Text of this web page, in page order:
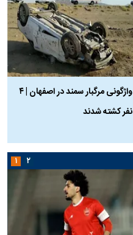
واژگونی مرگبار سمند در اصفهان | ۴
نفر کشته شدند
۱ ۲